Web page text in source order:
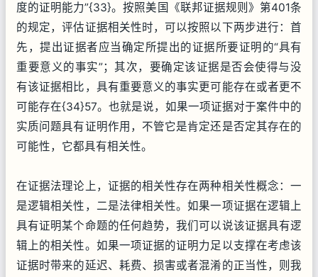
度的证明能力”{33}。按照美国《联邦证据规则》第401条
的规定，评估证据相关性时，可以按照以下两步进行：首
先，提出证据者应当确定所提出的证据所要证明的“具有
重要意义的事实”；其次，要确定该证据是否会使得与没
有该证据相比，具有重要意义的事实更可能存在或者更不
可能存在{34}57。也就是说，如果一项证据对于案件中的
实质问题具有证明作用，不管它是肯定还是否定其存在的
可能性，它都具有相关性。
在证据法理论上，证据的相关性存在两种相关性概念：一
是逻辑相关性，二是法律相关性。如果一项证据在逻辑上
具有证明某个命题的任何趋势，我们可以说该证据具有逻
辑上的相关性。如果一项证据的证明力足以支撑在考虑该
证据时带来的延迟、耗费、损害或者混淆的正当性，则我